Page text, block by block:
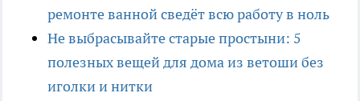
ремонте ванной сведёт всю работу в ноль
Не выбрасывайте старые простыни: 5
полезных вещей для дома из ветоши без
иголки и нитки